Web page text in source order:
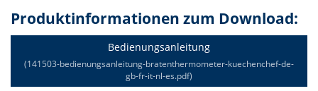
Produktinformationen zum Download:
Bedienungsanleitung
(141503-bedienungsanleitung-bratenthermometer-kuechenchef-de-
gb-fr-it-nl-es.pdf)